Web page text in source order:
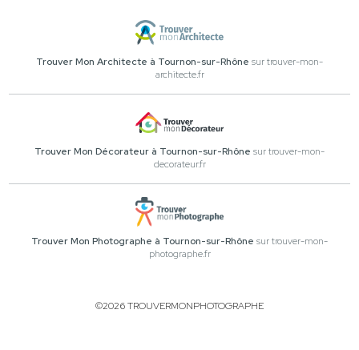
Trouver Mon Architecte à Tournon-sur-Rhône sur trouver-mon-
architecte.fr
Trouver Mon Décorateur à Tournon-sur-Rhône sur trouver-mon-
decorateur.fr
Trouver Mon Photographe à Tournon-sur-Rhône sur trouver-mon-
photographe.fr
©2026 TROUVERMONPHOTOGRAPHE